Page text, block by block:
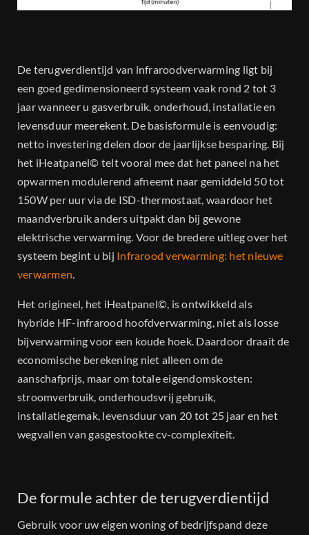
Contact
De terugverdientijd van infraroodverwarming ligt bij
een goed gedimensioneerd systeem vaak rond 2 tot 3
jaar wanneer u gasverbruik, onderhoud, installatie en
levensduur meerekent. De basisformule is eenvoudig:
netto investering delen door de jaarlijkse besparing. Bij
het iHeatpanel© telt vooral mee dat het paneel na het
opwarmen modulerend afneemt naar gemiddeld 50 tot
150W per uur via de ISD-thermostaat, waardoor het
maandverbruik anders uitpakt dan bij gewone
elektrische verwarming. Voor de bredere uitleg over het
systeem begint u bij Infrarood verwarming: het nieuwe
verwarmen
Het origineel, het iHeatpanel©, is ontwikkeld als
hybride HF-infrarood hoofdverwarming, niet als losse
bijverwarming voor een koude hoek. Daardoor draait de
economische berekening niet alleen om de
aanschafprijs, maar om totale eigendomskosten:
stroomverbruik, onderhoudsvrij gebruik,
installatiegemak, levensduur van 20 tot 25 jaar en het
wegvallen van gasgestookte cv-complexiteit.
De formule achter de terugverdientijd
Gebruik voor uw eigen woning of bedrijfspand deze